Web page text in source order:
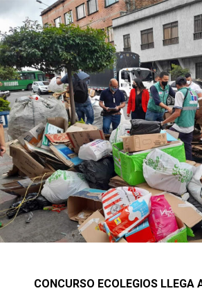
CONCURSO ECOLEGIOS LLEGA